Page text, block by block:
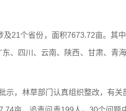
21个省份，面积7673.72亩。其
、四川、云南、陕西、甘肃、青
，林草部门认真组织整改，有关